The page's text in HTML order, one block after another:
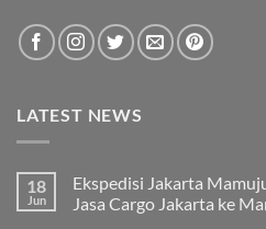
LATEST NEWS
18
Jun
Ekspedisi Jakarta
Jasa Cargo Jakarta ke